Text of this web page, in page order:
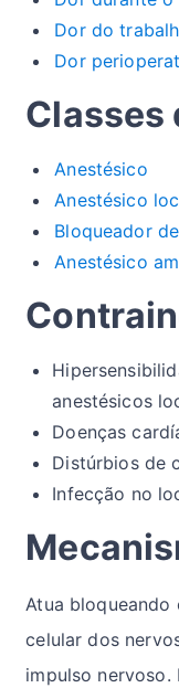
Dor do
Dor
Classes
Anestésico
Anestésico
Bloqueador
Anestésico
anestésicos
Doenças
Distúrbios de
Infecção no
Atua bloqueando
celular dos
impulso nervoso.